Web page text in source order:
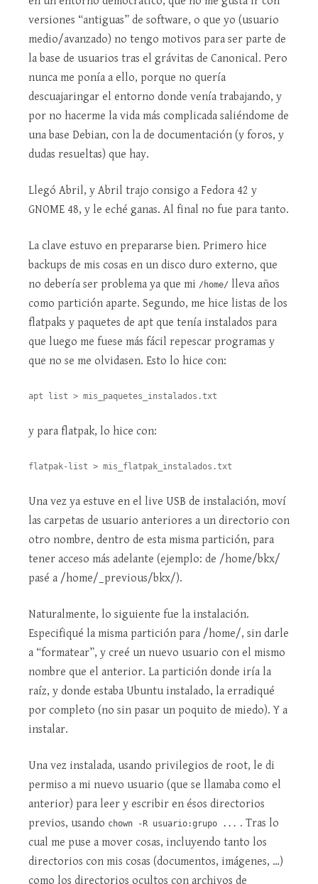
versiones “antiguas” de software, o que yo (usuario
medio/avanzado) no tengo motivos para ser parte de
la base de usuarios tras el grávitas de Canonical. Pero
nunca me ponía a ello, porque no quería
descuajaringar el entorno donde venía trabajando, y
por no hacerme la vida más complicada saliéndome de
una base Debian, con la de documentación (y foros, y
dudas resueltas) que hay.
Llegó Abril, y Abril trajo consigo a Fedora 42 y
GNOME 48, y le eché ganas. Al final no fue para tanto.
La clave estuvo en prepararse bien. Primero hice
backups de mis cosas en un disco duro externo, que
no debería ser problema ya que mi /home/ lleva años
como partición aparte. Segundo, me hice listas de los
flatpaks y paquetes de apt que tenía instalados para
que luego me fuese más fácil repescar programas y
que no se me olvidasen. Esto lo hice con:
apt list > mis_paquetes_instalados.txt
y para flatpak, lo hice con:
flatpak-list > mis_flatpak_instalados.txt
Una vez ya estuve en el live USB de instalación, moví
las carpetas de usuario anteriores a un directorio con
otro nombre, dentro de esta misma partición, para
tener acceso más adelante (ejemplo: de /home/bkx/
pasé a /home/_previous/bkx/).
Naturalmente, lo siguiente fue la instalación.
Especifiqué la misma partición para /home/, sin darle
a “formatear”, y creé un nuevo usuario con el mismo
nombre que el anterior. La partición donde iría la
raíz, y donde estaba Ubuntu instalado, la erradiqué
por completo (no sin pasar un poquito de miedo). Y a
instalar.
Una vez instalada, usando privilegios de root, le di
permiso a mi nuevo usuario (que se llamaba como el
anterior) para leer y escribir en ésos directorios
previos, usando chown -R usuario:grupo ... . Tras lo
cual me puse a mover cosas, incluyendo tanto los
directorios con mis cosas (documentos, imágenes, …)
como los directorios ocultos con archivos de